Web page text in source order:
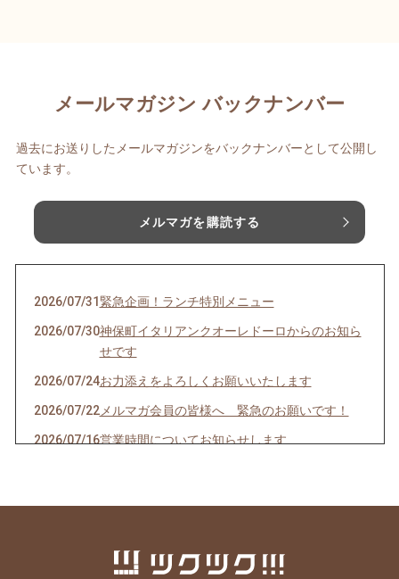
メールマガジン バックナンバー
過去にお送りしたメールマガジンをバックナンバーとして公開し
ています。
メルマガを購読する
2026/07/31 緊急企画！ランチ特別メニュー
2026/07/30神保町イタリアンクオーレドーロからのお知ら
せです
2026/07/24お力添えをよろしくお願いいたします
2026/07/22メルマガ会員の皆様へ 緊急のお願いです！
2026/07/16営業時間についてお知らせします
急なお知らせですみません！